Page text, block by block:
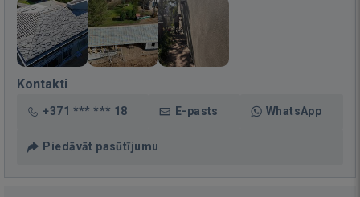
Kontakti
+371 *** *** 18 E-pasts WhatsApp
Piedāvāt pasūtījumu